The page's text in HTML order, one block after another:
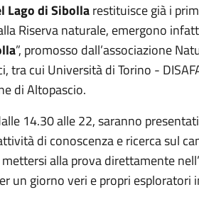
Lago di Sibollarestituisce già i
Riserva naturale, emergono
”, promosso dall’associazione
cui Università di Torino -
di Altopascio.
14.30 alle 22, saranno
di conoscenza e ricerca sul
alla prova direttamente
un giorno veri e propri esploratori